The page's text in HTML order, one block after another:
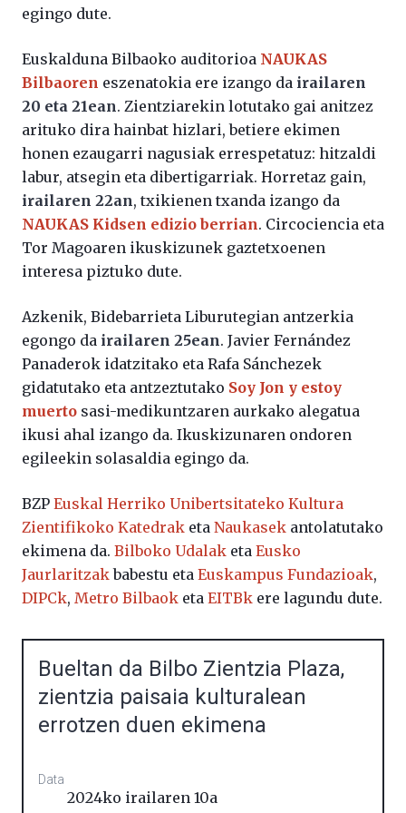
egingo dute.
Euskalduna Bilbaoko auditorioa NAUKAS
Bilbaoren eszenatokia ere izango da irailaren
20 eta 21ean. Zientziarekin lotutako gai anitzez
arituko dira hainbat hizlari, betiere ekimen
honen ezaugarri nagusiak errespetatuz: hitzaldi
labur, atsegin eta dibertigarriak. Horretaz gain,
irailaren 22an, txikienen txanda izango da
NAUKAS Kidsen edizio berrian. Circociencia eta
Tor Magoaren ikuskizunek gaztetxoenen
interesa piztuko dute.
Azkenik, Bidebarrieta Liburutegian antzerkia
egongo da irailaren 25ean. Javier Fernández
Panaderok idatzitako eta Rafa Sánchezek
gidatutako eta antzeztutako Soy Jon y estoy
muerto sasi-medikuntzaren aurkako alegatua
ikusi ahal izango da. Ikuskizunaren ondoren
egileekin solasaldia egingo da.
BZP Euskal Herriko Unibertsitateko Kultura
Zientifikoko Katedrak eta Naukasek antolatutako
ekimena da. Bilboko Udalak eta Eusko
Jaurlaritzakbabestu eta Euskampus Fundazioak,
DIPCk, Metro Bilbaok eta EITBk ere lagundu dute.
Bueltan da Bilbo Zientzia Plaza,
zientzia paisaia kulturalean
errotzen duen ekimena
Data
2024ko irailaren 10a